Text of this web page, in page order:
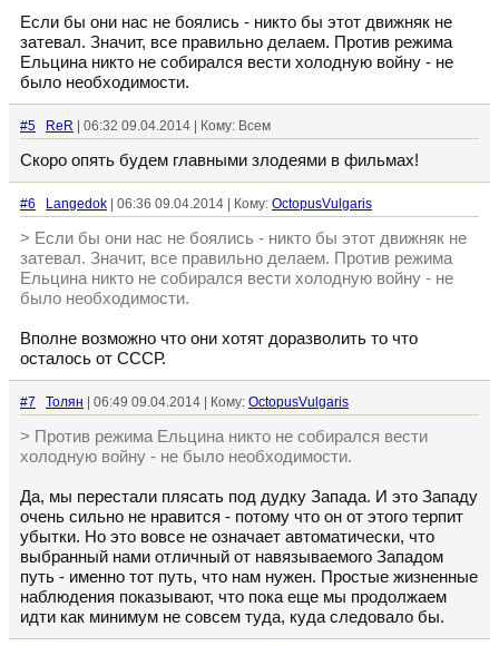
Если бы они нас не боялись - никто бы этот движняк не
затевал. Значит, все правильно делаем. Против режима
Ельцина никто не собирался вести холодную войну - не
было необходимости.
#5 ReR | 06:32 09.04.2014 | Кому: Всем
Скоро опять будем главными злодеями в фильмах!
#6 Langedok | 06:36 09.04.2014 | Кому: OctopusVulgaris
> Если бы они нас не боялись - никто бы этот движняк не
затевал. Значит, все правильно делаем. Против режима
Ельцина никто не собирался вести холодную войну - не
было необходимости.
Вполне возможно что они хотят доразволить то что
осталось от СССР.
#7 Толян | 06:49 09.04.2014 | Кому: OctopusVulgaris
> Против режима Ельцина никто не собирался вести
холодную войну - не было необходимости.
Да, мы перестали плясать под дудку Запада. И это Западу
очень сильно не нравится - потому что он от этого терпит
убытки. Но это вовсе не означает автоматически, что
выбранный нами отличный от навязываемого Западом
путь - именно тот путь, что нам нужен. Простые жизненные
наблюдения показывают, что пока еще мы продолжаем
идти как минимум не совсем туда, куда следовало бы.